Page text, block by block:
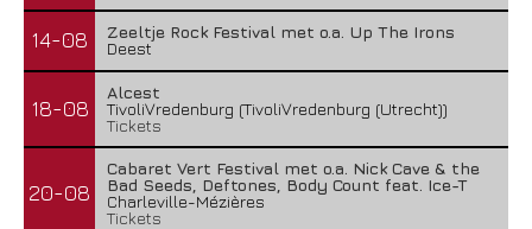
14-08
Zeeltje Rock Festival met o.a. Up The Irons
Deest
18-08
Alcest
TivoliVredenburg (TivoliVredenburg (Utrecht))
Tickets
20-08
Cabaret Vert Festival met o.a. Nick Cave & the
Bad Seeds, Deftones, Body Count feat. Ice-T
Charleville-Mézières
Tickets